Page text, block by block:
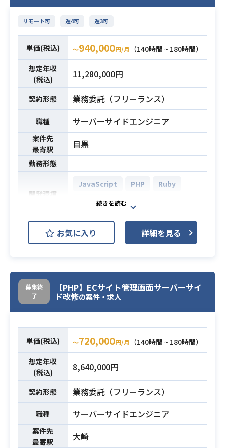
・PHPを使用した開発経験5年以上
・Webサービスの運営開発経験
・MySQLなど、データベースを利用
したWebサービスの開発経験
・jQuery UIなど、UIのライブラリを
利用したWebサービスの開発経験
・インフラに関する深い知識・経験
など
リモート可 週4可 週3可
単価(税込) 〜940,000円/月
（140時間 ~ 180時間）
想定年収
(税込)
11,280,000円
契約形態 業務委託（フリーランス）
職種 サーバーサイドエンジニア
案件先
最寄駅
目黒
勤務形態
開発環境
JavaScript PHP
Ruby
TypeScript
業務内容
本企業が運営する、求人サービスシ
ステム及びそのサブシステムの保
す。
使用言語
Ruby ( Ruby on Rails )
PHP ( Symfony )
JavaScript ( jQuery / React / Redux
/ TypeScript )
必須スキル
・Ruby on Railsでの開発3年以上
・コードレビューアー
・データベース / SQL の実務経験
お気に入り 詳細を見る
募集終
了
【PHP】ECサイト管理画面サーバーサイ
ド改修の案件・求人
単価(税込) 〜720,000円/月
（140時間 ~ 180時間）
想定年収
(税込)
8,640,000円
契約形態 業務委託（フリーランス）
職種 サーバーサイドエンジニア
案件先
最寄駅
大崎